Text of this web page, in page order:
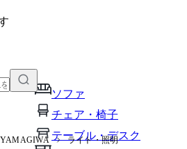
ソファ
チェア・椅子
テーブル・デスク
を貼り付けて、カートに追加できます
YAMAGIWA ライト・照明